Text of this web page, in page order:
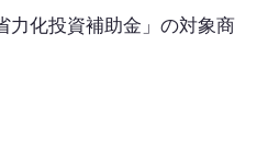
化投資補助金」の対象商